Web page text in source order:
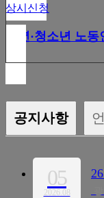
상시신청
청년·청소년 노
공지사항
2026.08
05